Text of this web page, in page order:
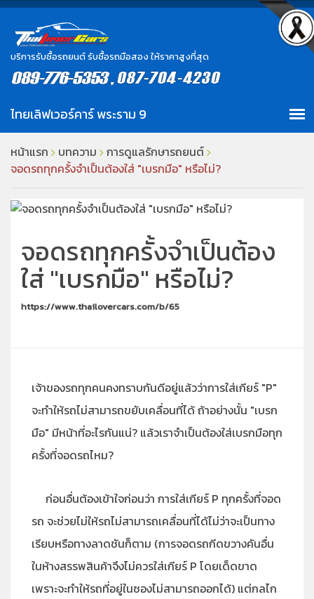
บริการรับซื้อรถยนต์ รับซื้อรถมือสอง ให้ราคาสูงที่สุด
หน้าแรก บทความ
การดูแลรักษารถยนต์
จอดรถทุกครั้งจำเป็นต้องใส่ "เบรกมือ" หรือไม่?
จอดรถทุกครั้งจำเป็นต้อง
ใส่ "เบรกมือ" หรือไม่?
https://www.thailovercars.com/b/65
เจ้าของรถทุกคนคงทราบกันดีอยู่แล้วว่าการใส่เกียร์ "P"
จะทำให้รถไม่สามารถขยับเคลื่อนที่ได้ ถ้าอย่างนั้น "เบรก
มือ" มีหน้าที่อะไรกันแน่? แล้วเราจำเป็นต้องใส่เบรกมือทุก
ครั้งที่จอดรถไหม?
ก่อนอื่นต้องเข้าใจก่อนว่า การใส่เกียร์ P ทุกครั้งที่จอด
รถ จะช่วยไม่ให้รถไม่สามารถเคลื่อนที่ได้ไม่ว่าจะเป็นทาง
เรียบหรือทางลาดชันก็ตาม (การจอดรถกีดขวางคันอื่น
ในห้างสรรพสินค้าจึงไม่ควรใส่เกียร์ P โดยเด็ดขาด
เพราะจะทำให้รถที่อยู่ในซองไม่สามารถออกได้) แต่กลไก